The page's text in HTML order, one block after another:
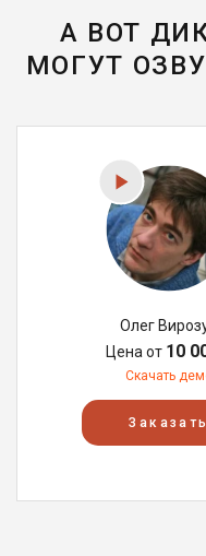
А ВОТ
МОГУТ
Олег
Цена от 10
Скачать
Заказать